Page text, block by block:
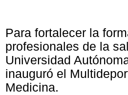
Para fortalecer la
profesionales de la
Universidad
inauguró el
Medicina.